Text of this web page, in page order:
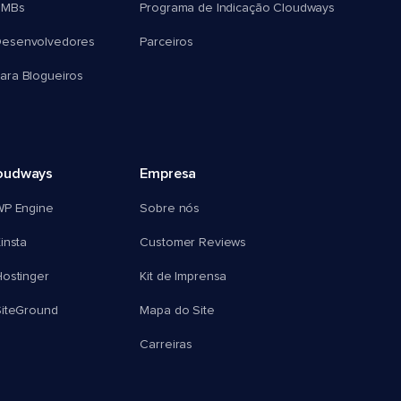
Blogueiros
Programa de Indicação Cloudways
Parceiros
Engine
Empresa
Sobre nós
Customer Reviews
Kit de Imprensa
Mapa do Site
Carreiras